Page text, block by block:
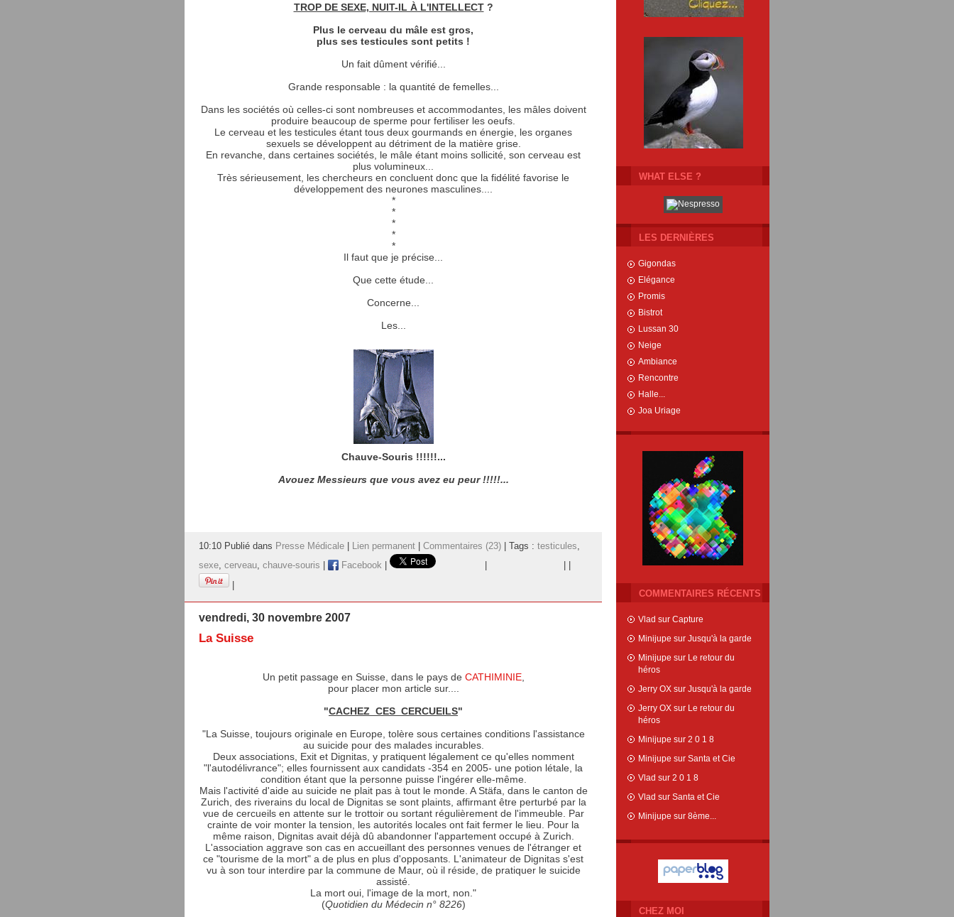
WHAT ELSE ?
LES DERNIÈRES
Gigondas
Elégance
Promis
Bistrot
Lussan 30
Neige
Ambiance
Rencontre
Halle...
Joa Uriage
COMMENTAIRES RÉCENTS
Vlad sur Capture
Minijupe sur Jusqu'à la garde
Minijupe sur Le retour du
héros
Jerry OX sur Jusqu'à la garde
Jerry OX sur Le retour du
héros
Minijupe sur 2 0 1 8
Minijupe sur Santa et Cie
Vlad sur 2 0 1 8
Vlad sur Santa et Cie
Minijupe sur 8ème...
CHEZ MOI
TROP DE SEXE, NUIT-IL À L'INTELLECT?
Plus le cerveau du mâle est gros,
plus ses testicules sont petits !
Un fait dûment vérifié...
Grande responsable : la quantité de femelles...
Dans les sociétés où celles-ci sont nombreuses et accommodantes, les mâles doivent
produire beaucoup de sperme pour fertiliser les oeufs.
Le cerveau et les testicules étant tous deux gourmands en énergie, les organes
sexuels se développent au détriment de la matière grise.
En revanche, dans certaines sociétés, le mâle étant moins sollicité, son cerveau est
plus volumineux...
Très sérieusement, les chercheurs en concluent donc que la fidélité favorise le
développement des neurones masculines....
*
*
*
*
*
Il faut que je précise...
Que cette étude...
Concerne...
Les...
Chauve-Souris !!!!!!...
Avouez Messieurs que vous avez eu peur !!!!!...
10:10 Publié dans Presse Médicale Lien permanent Commentaires (23) | Tags : testicules
sexe cerveau chauve-souris Facebook
vendredi, 30 novembre 2007
La Suisse
Un petit passage en Suisse, dans le pays de CATHIMINIE,
pour placer mon article sur....
"CACHEZ CES CERCUEILS"
"La Suisse, toujours originale en Europe, tolère sous certaines conditions l'assistance
au suicide pour des malades incurables.
Deux associations, Exit et Dignitas, y pratiquent légalement ce qu'elles nomment
"l'autodélivrance"; elles fournissent aux candidats -354 en 2005- une potion létale, la
condition étant que la personne puisse l'ingérer elle-même.
Mais l'activité d'aide au suicide ne plait pas à tout le monde. A Stäfa, dans le canton de
Zurich, des riverains du local de Dignitas se sont plaints, affirmant être perturbé par la
vue de cercueils en attente sur le trottoir ou sortant régulièrement de l'immeuble. Par
crainte de voir monter la tension, les autorités locales ont fait fermer le lieu. Pour la
même raison, Dignitas avait déjà dû abandonner l'appartement occupé à Zurich.
L'association aggrave son cas en accueillant des personnes venues de l'étranger et
ce "tourisme de la mort" a de plus en plus d'opposants. L'animateur de Dignitas s'est
vu à son tour interdire par la commune de Maur, où il réside, de pratiquer le suicide
assisté.
La mort oui, l'image de la mort, non."
(Quotidien du Médecin n° 8226)